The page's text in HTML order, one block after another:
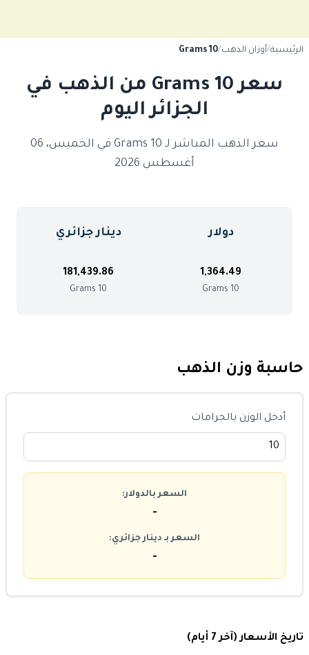
الرئيسية/أوزان الذهب/
10 Grams
سعر 10 Grams من الذهب في
الجزائر اليوم
سعر الذهب المباشر لـ 10 Grams في الخميس، 06
أغسطس 2026
دولار دينار جزائري
1,364.49
10 Grams
181,439.86
10 Grams
حاسبة وزن الذهب
أدخل الوزن بالجرامات
السعر بالدولار:
-
السعر بـ دينار جزائري:
-
تاريخ الأسعار (آخر 7 أيام)